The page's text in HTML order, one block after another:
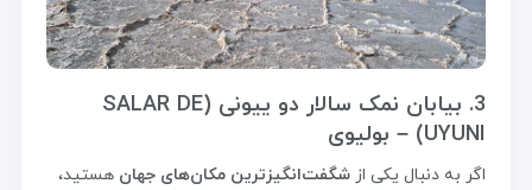
3. بیابان نمک سالار دو ییونی (SALAR DE
UYUNI) – بولیوی
اگر به دنبال یکی از شگفت‌انگیزترین مکان‌های جهان هستید،